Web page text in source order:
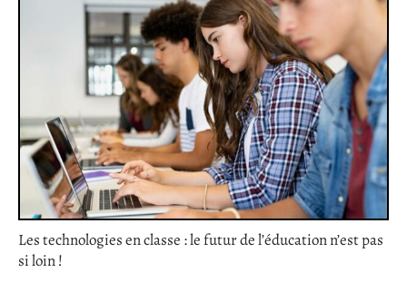
Les technologies en classe : le futur de l’éducation n’est pas
si loin !